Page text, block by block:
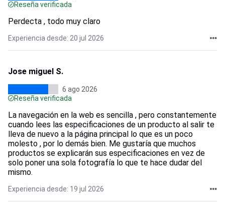
Reseña verificada
Perdecta , todo muy claro
Experiencia desde: 20 jul 2026
Jose miguel S.
6 ago 2026
Reseña verificada
La navegación en la web es sencilla , pero constantemente
cuando lees las especificaciones de un producto al salir te
lleva de nuevo a la página principal lo que es un poco
molesto , por lo demás bien. Me gustaría que muchos
productos se explicarán sus especificaciones en vez de
solo poner una sola fotografía lo que te hace dudar del
mismo.
Experiencia desde: 19 jul 2026